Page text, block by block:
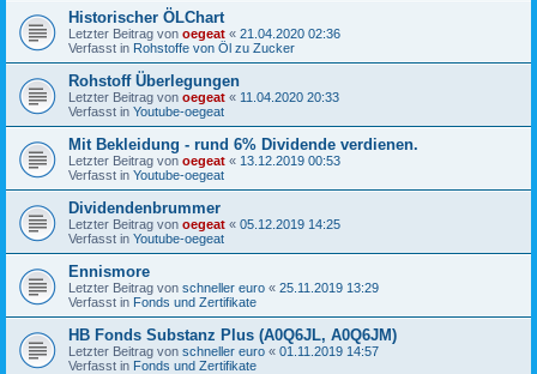
Historischer ÖLChart
Letzter Beitrag von oegeat « 21.04.2020 02:36
Verfasst in Rohstoffe von Öl zu Zucker
Rohstoff Überlegungen
Letzter Beitrag von oegeat « 11.04.2020 20:33
Verfasst in Youtube-oegeat
Mit Bekleidung - rund 6% Dividende verdienen.
Letzter Beitrag von oegeat « 13.12.2019 00:53
Verfasst in Youtube-oegeat
Dividendenbrummer
Letzter Beitrag von oegeat « 05.12.2019 14:25
Verfasst in Youtube-oegeat
Ennismore
Letzter Beitrag von schneller euro « 25.11.2019 13:29
Verfasst in Fonds und Zertifikate
HB Fonds Substanz Plus (A0Q6JL, A0Q6JM)
Letzter Beitrag von schneller euro « 01.11.2019 14:57
Verfasst in Fonds und Zertifikate